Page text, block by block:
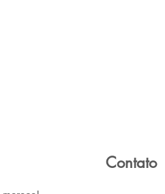
Contato